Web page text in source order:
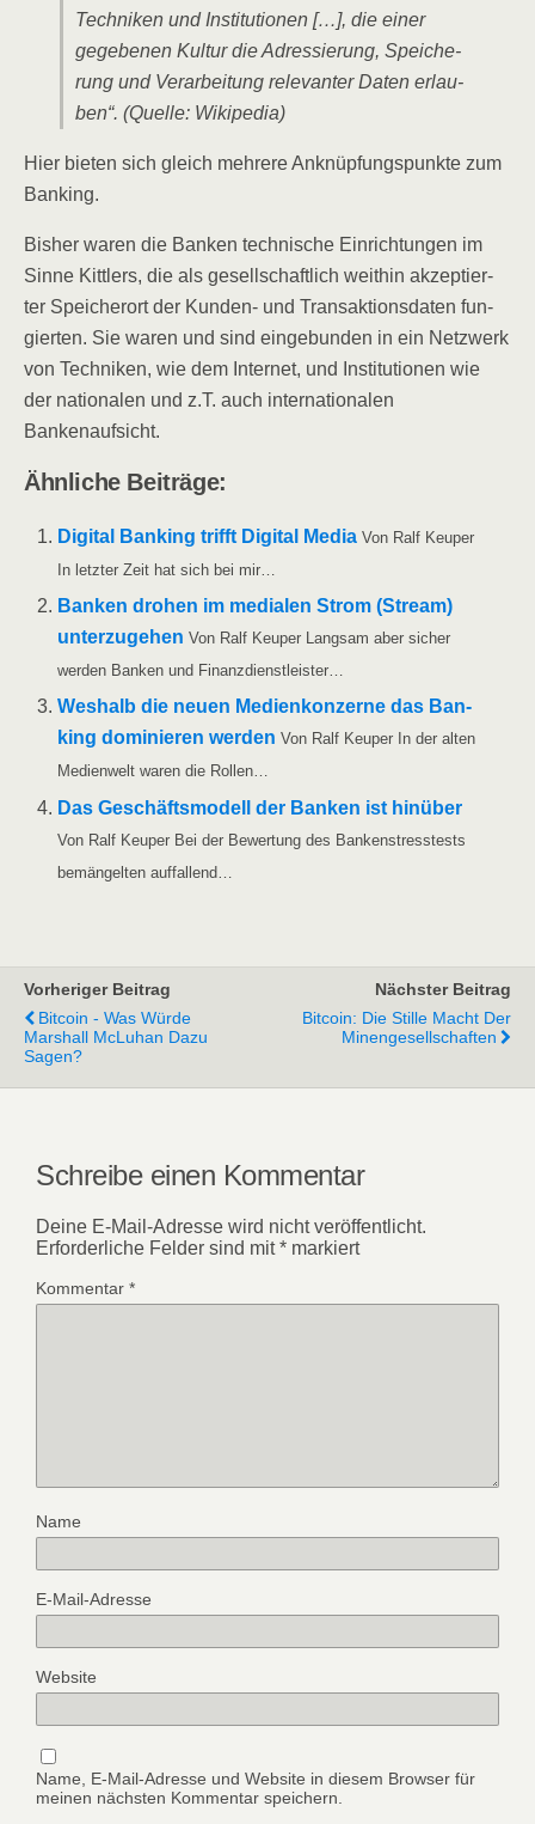
Tech­ni­ken und Insti­tu­tio­nen […], die einer
gege­be­nen Kul­tur die Adres­sie­rung, Spei­che­
rung und Ver­ar­bei­tung rele­van­ter Daten erlau­
ben“. (Quel­le: Wikipedia)
Hier bie­ten sich gleich meh­re­re Anknüp­fungs­punk­te zum
Banking.
Bis­her waren die Ban­ken tech­ni­sche Ein­rich­tun­gen im
Sin­ne Kitt­lers, die als gesell­schaft­lich weit­hin akzep­tier­
ter Spei­cher­ort der Kun­den- und Trans­ak­ti­ons­da­ten fun­
gier­ten. Sie waren und sind ein­ge­bun­den in ein Netz­werk
von Tech­ni­ken, wie dem Inter­net, und Insti­tu­tio­nen wie
der natio­na­len und z.T. auch inter­na­tio­na­len
Bankenaufsicht.
Ähn­li­che Beiträge:
Digi­tal Ban­king trifft Digi­tal Media Von Ralf Keu­per
In letz­ter Zeit hat sich bei mir…
Ban­ken dro­hen im media­len Strom (Stream)
unter­zu­ge­hen Von Ralf Keu­per Lang­sam aber sicher
wer­den Ban­ken und Finanzdienstleister…
Wes­halb die neu­en Medi­en­kon­zer­ne das Ban­
king domi­nie­ren wer­den Von Ralf Keu­per In der alten
Medi­en­welt waren die Rollen…
Das Geschäfts­mo­dell der Ban­ken ist hin­über
Von Ralf Keu­per Bei der Bewer­tung des Ban­ken­stress­tests
bemän­gel­ten auffallend…
Vorheriger Beitrag
Bitcoin - Was Würde
Marshall McLuhan Dazu
Sagen?
Nächster Beitrag
Bitcoin: Die Stille Macht Der
Minengesellschaften
Schreibe einen Kommentar
Deine E-Mail-Adresse wird nicht veröffentlicht.
Erforderliche Felder sind mit* markiert
Kommentar *
Name
E-Mail-Adresse
Website
Name, E-Mail-Adresse und Website in diesem Browser für
meinen nächsten Kommentar speichern.